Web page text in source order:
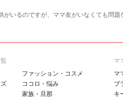
がいるのですが、ママ友がいなくても問
ファッション・コスメ
ココロ・悩み
家族・旦那
マ
マ
ブ
キ